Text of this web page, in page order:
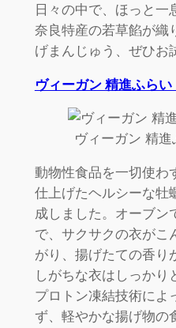
日々の中で、ほっと一
奈良特産の若草餡が織
げまんじゅう、ぜひお
ヴィーガン 精進ふらい
ヴィーガン 精進
動物性食品を一切使わ
仕上げたヘルシーな牡
成しました。オーブン
で、サクサクの衣がこ
がり、揚げたての香り
しがちな衣はしっかり
プロトン凍結技術によ
ず、軽やかな揚げ物の